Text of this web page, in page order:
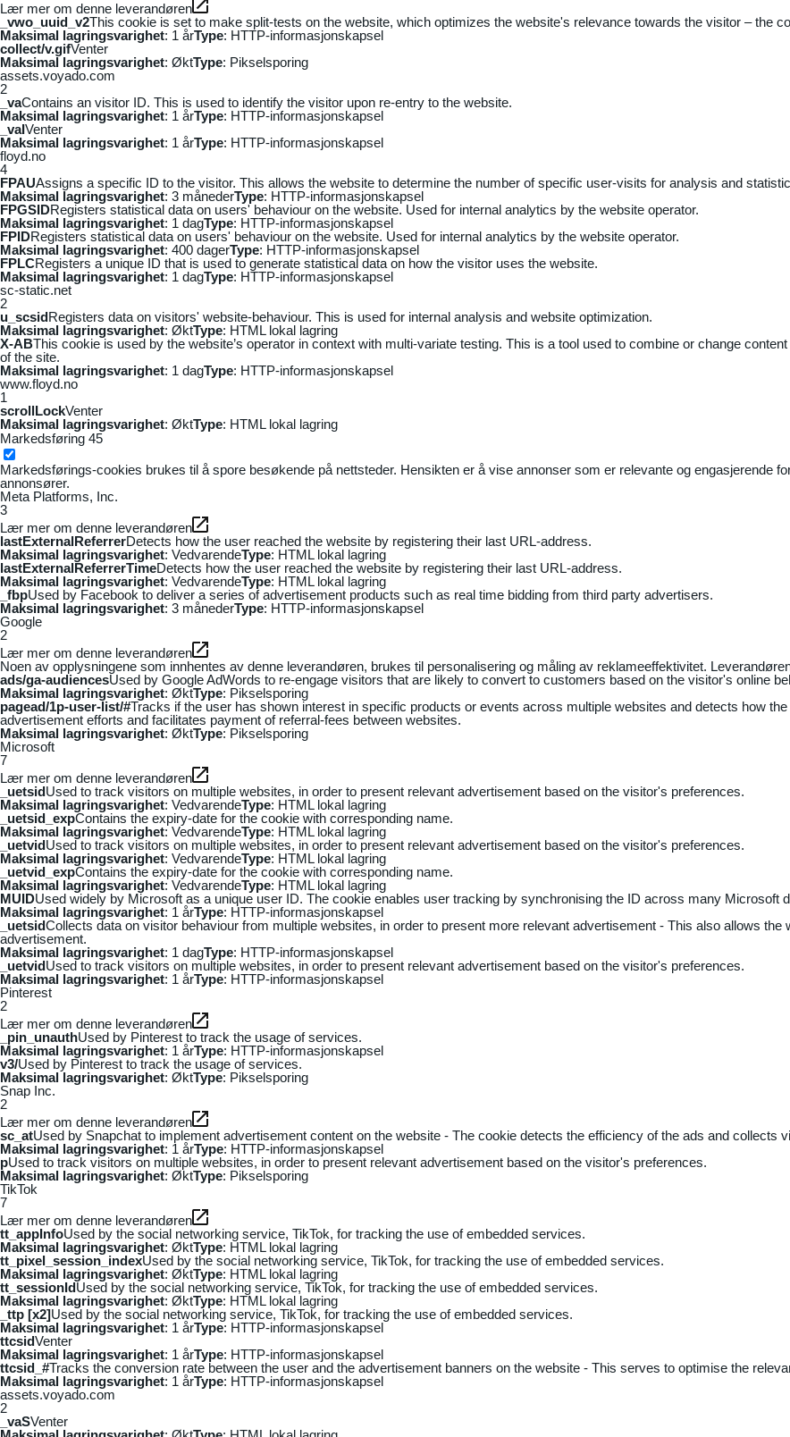
Lær mer om denne leverandøren
_vwo_uuid_v2This cookie is set to make split-tests on the website, which optimizes the website's relevance towards the visitor – the
Maksimal lagringsvarighet: 1 årType: HTTP-informasjonskapsel
collect/v.gifVenter
Maksimal lagringsvarighet: ØktType: Pikselsporing
assets.voyado.com
2
_vaContains an visitor ID. This is used to identify the visitor upon re-entry to the website.
Maksimal lagringsvarighet: 1 årType: HTTP-informasjonskapsel
_vaIVenter
Maksimal lagringsvarighet: 1 årType: HTTP-informasjonskapsel
floyd.no
4
FPAUAssigns a specific ID to the visitor. This allows the website to determine the number of specific user-visits for analysis and
Maksimal lagringsvarighet: 3 månederType: HTTP-informasjonskapsel
FPGSIDRegisters statistical data on users' behaviour on the website. Used for internal analytics by the website operator.
Maksimal lagringsvarighet: 1 dagType: HTTP-informasjonskapsel
FPIDRegisters statistical data on users' behaviour on the website. Used for internal analytics by the website operator.
Maksimal lagringsvarighet: 400 dagerType: HTTP-informasjonskapsel
FPLCRegisters a unique ID that is used to generate statistical data on how the visitor uses the website.
Maksimal lagringsvarighet: 1 dagType: HTTP-informasjonskapsel
sc-static.net
2
u_scsidRegisters data on visitors' website-behaviour. This is used for internal analysis and website optimization.
Maksimal lagringsvarighet: ØktType: HTML lokal lagring
X-ABThis cookie is used by the website’s operator in context with multi-variate testing. This is a tool used to combine or change
of the site.
Maksimal lagringsvarighet: 1 dagType: HTTP-informasjonskapsel
www.floyd.no
1
scrollLockVenter
Maksimal lagringsvarighet: ØktType: HTML lokal lagring
Markedsføring 45
Markedsførings-cookies brukes til å spore besøkende på nettsteder. Hensikten er å vise annonser som er relevante og engasjerende
annonsører.
Meta Platforms, Inc.
3
Lær mer om denne leverandøren
lastExternalReferrerDetects how the user reached the website by registering their last URL-address.
Maksimal lagringsvarighet: VedvarendeType: HTML lokal lagring
lastExternalReferrerTimeDetects how the user reached the website by registering their last URL-address.
Maksimal lagringsvarighet: VedvarendeType: HTML lokal lagring
_fbpUsed by Facebook to deliver a series of advertisement products such as real time bidding from third party advertisers.
Maksimal lagringsvarighet: 3 månederType: HTTP-informasjonskapsel
Google
2
Lær mer om denne leverandøren
Noen av opplysningene som innhentes av denne leverandøren, brukes til personalisering og måling av reklameeffektivitet.
ads/ga-audiencesUsed by Google AdWords to re-engage visitors that are likely to convert to customers based on the visitor's online
Maksimal lagringsvarighet: ØktType: Pikselsporing
pagead/1p-user-list/#Tracks if the user has shown interest in specific products or events across multiple websites and detects how
advertisement efforts and facilitates payment of referral-fees between websites.
Maksimal lagringsvarighet: ØktType: Pikselsporing
Microsoft
7
Lær mer om denne leverandøren
_uetsidUsed to track visitors on multiple websites, in order to present relevant advertisement based on the visitor's preferences.
Maksimal lagringsvarighet: VedvarendeType: HTML lokal lagring
_uetsid_expContains the expiry-date for the cookie with corresponding name.
Maksimal lagringsvarighet: VedvarendeType: HTML lokal lagring
_uetvidUsed to track visitors on multiple websites, in order to present relevant advertisement based on the visitor's preferences.
Maksimal lagringsvarighet: VedvarendeType: HTML lokal lagring
_uetvid_expContains the expiry-date for the cookie with corresponding name.
Maksimal lagringsvarighet: VedvarendeType: HTML lokal lagring
MUIDUsed widely by Microsoft as a unique user ID. The cookie enables user tracking by synchronising the ID across many Microsoft
Maksimal lagringsvarighet: 1 årType: HTTP-informasjonskapsel
_uetsidCollects data on visitor behaviour from multiple websites, in order to present more relevant advertisement - This also allows
advertisement.
Maksimal lagringsvarighet: 1 dagType: HTTP-informasjonskapsel
_uetvidUsed to track visitors on multiple websites, in order to present relevant advertisement based on the visitor's preferences.
Maksimal lagringsvarighet: 1 årType: HTTP-informasjonskapsel
Pinterest
2
Lær mer om denne leverandøren
_pin_unauthUsed by Pinterest to track the usage of services.
Maksimal lagringsvarighet: 1 årType: HTTP-informasjonskapsel
v3/Used by Pinterest to track the usage of services.
Maksimal lagringsvarighet: ØktType: Pikselsporing
Snap Inc.
2
Lær mer om denne leverandøren
sc_atUsed by Snapchat to implement advertisement content on the website - The cookie detects the efficiency of the ads and collects
Maksimal lagringsvarighet: 1 årType: HTTP-informasjonskapsel
pUsed to track visitors on multiple websites, in order to present relevant advertisement based on the visitor's preferences.
Maksimal lagringsvarighet: ØktType: Pikselsporing
TikTok
7
Lær mer om denne leverandøren
tt_appInfoUsed by the social networking service, TikTok, for tracking the use of embedded services.
Maksimal lagringsvarighet: ØktType: HTML lokal lagring
tt_pixel_session_indexUsed by the social networking service, TikTok, for tracking the use of embedded services.
Maksimal lagringsvarighet: ØktType: HTML lokal lagring
tt_sessionIdUsed by the social networking service, TikTok, for tracking the use of embedded services.
Maksimal lagringsvarighet: ØktType: HTML lokal lagring
_ttp [x2]Used by the social networking service, TikTok, for tracking the use of embedded services.
Maksimal lagringsvarighet: 1 årType: HTTP-informasjonskapsel
ttcsidVenter
Maksimal lagringsvarighet: 1 årType: HTTP-informasjonskapsel
ttcsid_#Tracks the conversion rate between the user and the advertisement banners on the website - This serves to optimise the
Maksimal lagringsvarighet: 1 årType: HTTP-informasjonskapsel
assets.voyado.com
2
_vaSVenter